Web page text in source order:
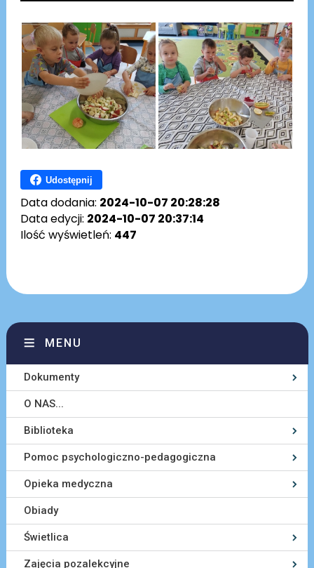
Udostępnij
Data dodania: 2024-10-07 20:28:28
Data edycji: 2024-10-07 20:37:14
Ilość wyświetleń: 447
MENU
Dokumenty
O NAS...
Biblioteka
Pomoc psychologiczno-pedagogiczna
Opieka medyczna
Obiady
Świetlica
Zajęcia pozalekcyjne